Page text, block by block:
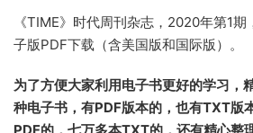
《TIME》时代周刊杂志，2020年第1
子版PDF下载（含美国版和国际版）。
为了方便大家利用电子书更好的学习，
种电子书，有PDF版本的，也有TXT版